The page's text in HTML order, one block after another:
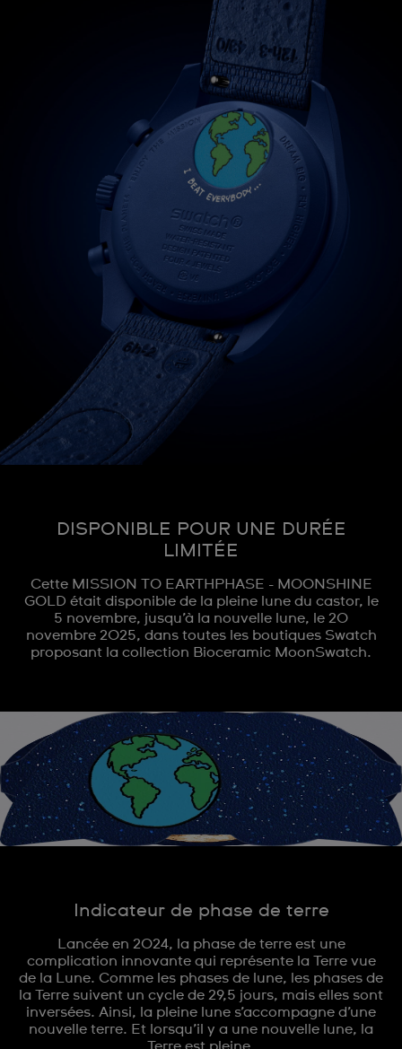
DISPONIBLE POUR UNE DURÉE
LIMITÉE
Cette MISSION TO EARTHPHASE - MOONSHINE
GOLD était disponible de la pleine lune du castor, le
5 novembre, jusqu’à la nouvelle lune, le 20
novembre 2025, dans toutes les boutiques Swatch
proposant la collection Bioceramic MoonSwatch.
Indicateur de phase de terre
Lancée en 2024, la phase de terre est une
complication innovante qui représente la Terre vue
de la Lune. Comme les phases de lune, les phases de
la Terre suivent un cycle de 29,5 jours, mais elles sont
inversées. Ainsi, la pleine lune s’accompagne d’une
nouvelle terre. Et lorsqu’il y a une nouvelle lune, la